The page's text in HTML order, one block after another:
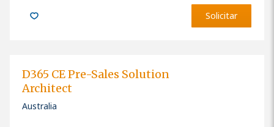
Solicitar
D365 CE Pre-Sales Solution
Architect
Australia